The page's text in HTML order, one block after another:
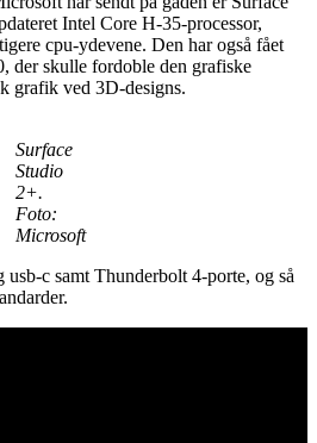
Intel Core H-35-processor,
cpu-ydevene. Den har også fået
der skulle fordoble den grafiske
grafik ved 3D-designs.
Surface
Studio
2+.
Foto:
Microsoft
c samt Thunderbolt 4-porte, og så